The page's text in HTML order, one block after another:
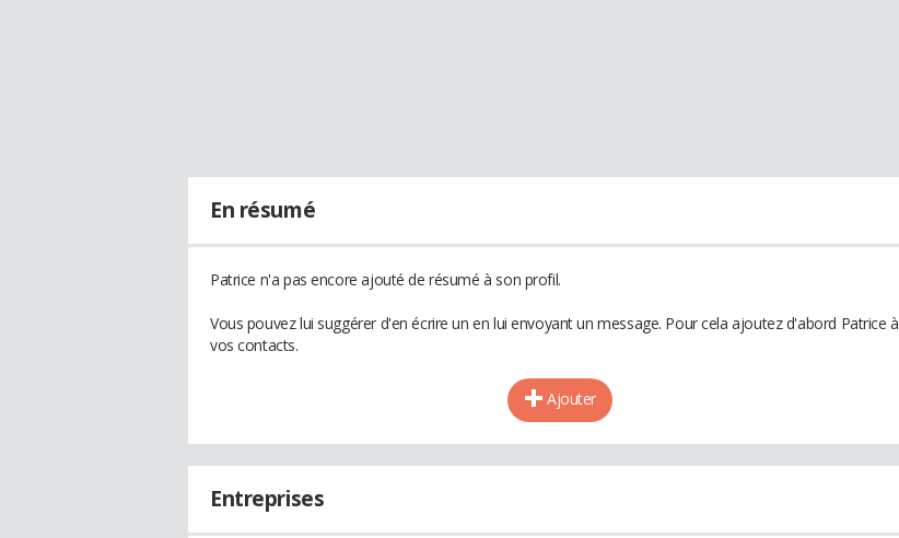
En résumé
Patrice n'a pas encore ajouté de résumé à son profil.
Vous pouvez lui suggérer d'en écrire un en lui envoyant un message. Pour cela ajoutez d'abord Patrice à
vos contacts.
Ajouter
Entreprises